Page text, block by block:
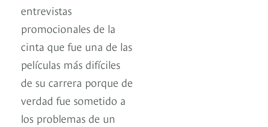
entrevistas
promocionales de la
cinta que fue una de las
películas más difíciles
de su carrera porque de
verdad fue sometido a
los problemas de un